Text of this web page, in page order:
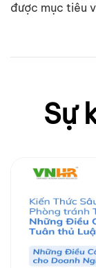
được mục tiêu
Sự